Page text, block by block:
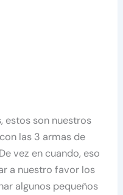
estos son nuestros
las 3 armas de
vez en cuando, eso
a nuestro favor los
algunos pequeños